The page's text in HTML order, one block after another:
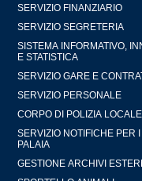
SERVIZIO FINANZIARIO
SERVIZIO SEGRETERIA
SISTEMA INFORMATIVO,
E STATISTICA
SERVIZIO GARE E
SERVIZIO PERSONALE
CORPO DI POLIZIA LOCALE
SERVIZIO NOTIFICHE PER
PALAIA
GESTIONE ARCHIVI